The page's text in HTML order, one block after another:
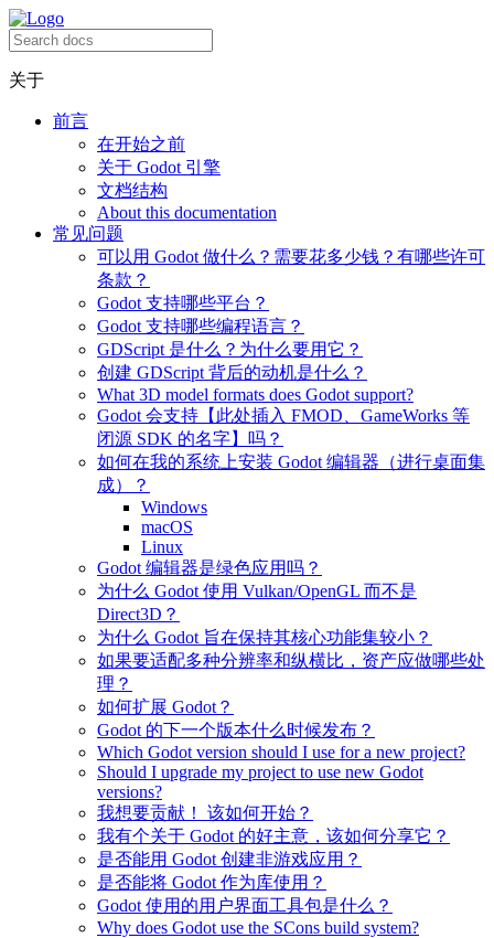
关于
前言
在开始之前
关于 Godot 引擎
文档结构
About this documentation
常见问题
可以用 Godot 做什么？需要花多少钱？有哪些许可
条款？
Godot 支持哪些平台？
Godot 支持哪些编程语言？
GDScript 是什么？为什么要用它？
创建 GDScript 背后的动机是什么？
What 3D model formats does Godot support?
Godot 会支持【此处插入 FMOD、GameWorks 等
闭源 SDK 的名字】吗？
如何在我的系统上安装 Godot 编辑器（进行桌面集
成）？
Windows
macOS
Linux
Godot 编辑器是绿色应用吗？
为什么 Godot 使用 Vulkan/OpenGL 而不是
Direct3D？
为什么 Godot 旨在保持其核心功能集较小？
如果要适配多种分辨率和纵横比，资产应做哪些处
理？
如何扩展 Godot？
Godot 的下一个版本什么时候发布？
Which Godot version should I use for a new project?
Should I upgrade my project to use new Godot
versions?
我想要贡献！ 该如何开始？
我有个关于 Godot 的好主意，该如何分享它？
是否能用 Godot 创建非游戏应用？
是否能将 Godot 作为库使用？
Godot 使用的用户界面工具包是什么？
Why does Godot use the SCons build system?